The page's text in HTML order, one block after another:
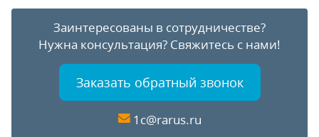
Заинтересованы в сотрудничестве?
Нужна консультация? Свяжитесь с нами!
Заказать обратный звонок
1c@rarus.ru